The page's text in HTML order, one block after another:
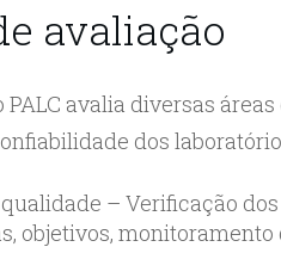
avaliação
avalia diversas
dos
qualidade – Verificação
objetivos,